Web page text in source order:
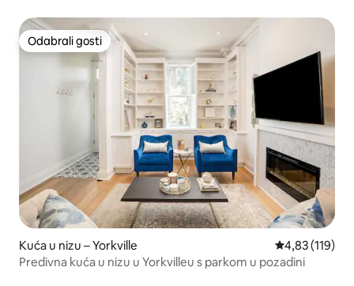
Odabrali gosti
Odabrali gosti
Kuća u nizu – Yorkville Prosječna
4,83 (119)
Predivna kuća u nizu u Yorkvilleu s parkom u pozadini